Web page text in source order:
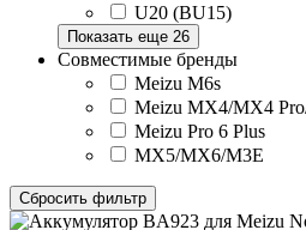
U20 (BU15)
Показать еще 26
Совместимые бренды
Meizu M6s
Meizu MX4/MX4
Meizu Pro 6 Plus
MX5/MX6/M3E
Сбросить фильтр